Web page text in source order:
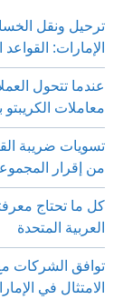
ترحيل ونقل
الإمارات: القواعد
عندما تتحول
معاملات الكريبتو
تسويات ضريبة
من إقرار
كل ما تحتاج
العربية المتحدة
الامتثال في